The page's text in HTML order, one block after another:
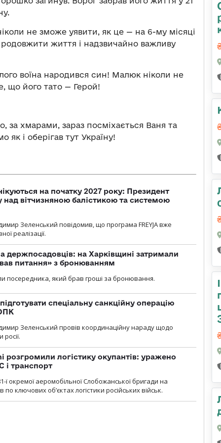
не зможе уявити, як це — на 6-му місяці
життя і надзвичайно важливу
воїна народився син! Малюк ніколи не
що його тато — Герой!
за хмарами, зараз посміхається Ваня та
як і оберігав тут Україну!
на початку 2027 року: Президент
над вітчизняною балістикою та системою
Зеленський повідомив, що програма FREYJA вже
реалізації.
держпосадовців: на Харківщині затримали
питання» з бронюванням
посередника, який брав гроші за бронювання.
спеціальну санкційну операцію
Зеленський провів координаційну нараду щодо
розгромили логістику окупантів: уражено
і транспорт
окремої аеромобільної Слобожанської бригади на
ключових об’єктах логістики російських військ.